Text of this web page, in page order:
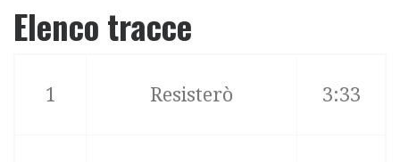
Elenco tracce
1 Resisterò 3:33